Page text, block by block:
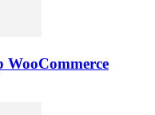
WooCommerce